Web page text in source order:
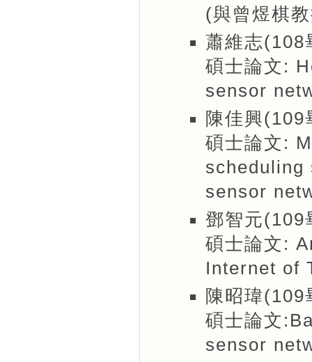
(與曾煜棋
蕭維志(108
碩士論文:
sensor
陳佳興(109
碩士論文:
scheduling
sensor
鄧智元(109
碩士論文:
Internet of
陳昭瑋(109
碩士論文
sensor